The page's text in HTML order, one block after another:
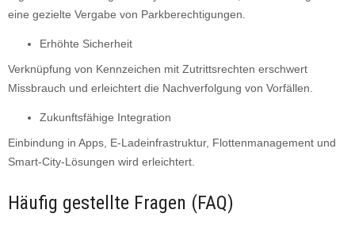
eine gezielte Vergabe von Parkberechtigungen.
Erhöhte Sicherheit
Verknüpfung von Kennzeichen mit Zutrittsrechten erschwert
Missbrauch und erleichtert die Nachverfolgung von Vorfällen.
Zukunftsfähige Integration
Einbindung in Apps, E-Ladeinfrastruktur, Flottenmanagement und
Smart-City-Lösungen wird erleichtert.
Häufig gestellte Fragen (FAQ)